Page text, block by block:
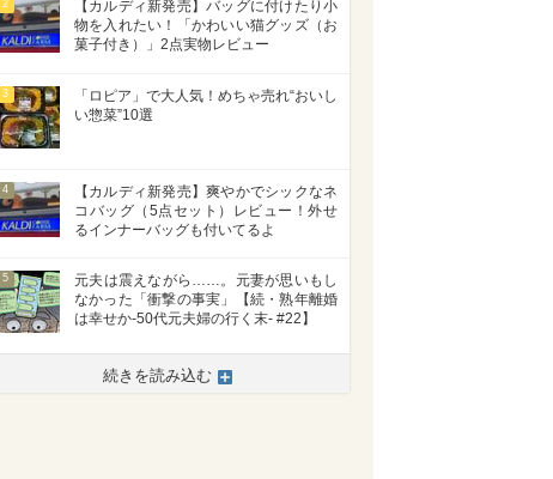
2
【カルディ新発売】バッグに付けたり小
物を入れたい！「かわいい猫グッズ（お
菓子付き）」2点実物レビュー
3
「ロピア」で大人気！めちゃ売れ“おいし
い惣菜”10選
4
【カルディ新発売】爽やかでシックなネ
コバッグ（5点セット）レビュー！外せ
るインナーバッグも付いてるよ
5
元夫は震えながら……。元妻が思いもし
なかった「衝撃の事実」【続・熟年離婚
は幸せか-50代元夫婦の行く末- #22】
続きを読み込む